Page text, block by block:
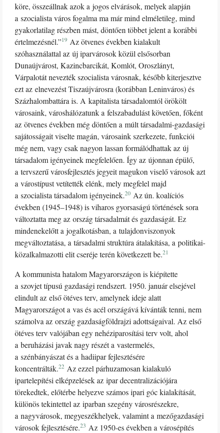
köre, összeállnak azok a jogos elvárások, melyek alapján
a szocialista város fogalma ma már mind elméletileg, mind
gyakorlatilag részben mást, döntően többet jelent a korábbi
értelmezésnél.”19 Az ötvenes években kialakult
szóhasználattal az új iparvárosok közül elsősorban
Dunaújvárost, Kazincbarcikát, Komlót, Oroszlányt,
Várpalotát nevezték szocialista városnak, később kiterjesztve
ezt az elnevezést Tiszaújvárosra (korábban Leninváros) és
Százhalombattára is. A kapitalista társadalomtól örökölt
városaink, városhálózatunk a felszabadulást követően, főként
az ötvenes években még döntően a múlt társadalmi-gazdasági
sajátosságait viselte magán, városaink szerkezete, funkciói
még nem, vagy csak nagyon lassan formálódhattak az új
társadalom igényeinek megfelelően. Így az újonnan épülő,
a tervszerű városfejlesztés jegyeit magukon viselő városok azt
a várostípust vetítették elénk, mely megfelel majd
a szocialista társadalom igényeinek.20 Az ún. koalíciós
években (1945–1948) is viharos gyorsaságú történések sora
változtatta meg az ország társadalmát és gazdaságát. Ez
mindenekelőtt a jogalkotásban, a tulajdonviszonyok
megváltoztatása, a társadalmi struktúra átalakítása, a politikai-
közalkalmazotti elit cseréje terén következett be.21
A kommunista hatalom Magyarországon is kiépítette
a szovjet típusú gazdasági rendszert. 1950. január elsejével
elindult az első ötéves terv, amelynek ideje alatt
Magyarországot a vas és acél országává kívánták tenni, nem
számolva az ország gazdaságföldrajzi adottságaival. Az első
ötéves terv valójában egy nehéziparosítási terv volt, ahol
a beruházási javak nagy részét a vastermelés,
a szénbányászat és a hadiipar fejlesztésére
koncentrálták.22 Az ezzel párhuzamosan kialakuló
ipartelepítési elképzelések az ipar decentralizációjára
törekedtek, előtérbe helyezve számos ipari góc kialakítását,
különös tekintettel az iparban szegény városrészekre,
a nagyvárosok, megyeszékhelyek, valamint a mezőgazdasági
városok fejlesztésére.23 Az 1950-es években a városépítés